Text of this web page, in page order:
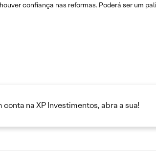
confiança nas reformas. Poderá ser um
conta na XP Investimentos, abra a sua!